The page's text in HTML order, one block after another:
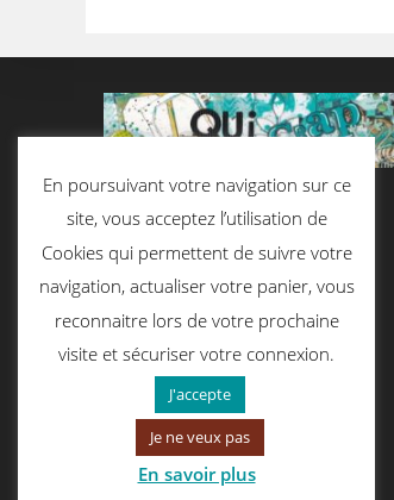
En poursuivant votre navigation sur ce
site, vous acceptez l’utilisation de
Cookies qui permettent de suivre votre
navigation, actualiser votre panier, vous
reconnaitre lors de votre prochaine
visite et sécuriser votre connexion.
J'accepte
Je ne veux pas
En savoir plus